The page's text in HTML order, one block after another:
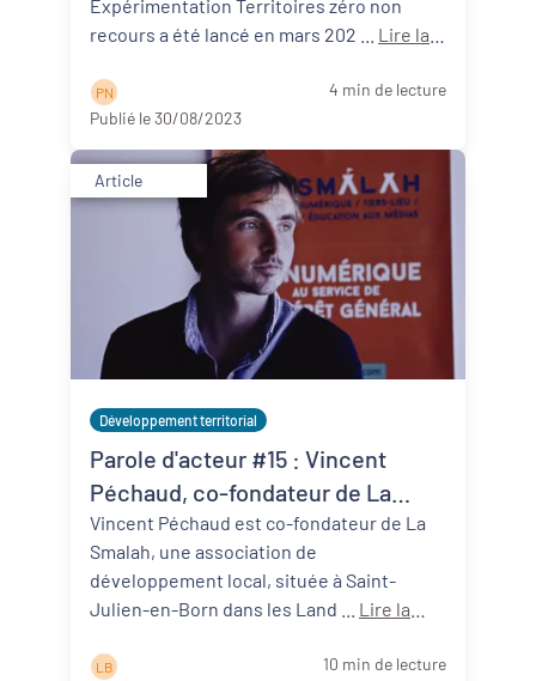
Expérimentation Territoires zéro non
Lire la
P N
4 min de lecture
Publié le 30/08/2023
Article
Développement territorial
Parole d'acteur #15 : Vincent
Péchaud, co-fondateur de La
Smalah (40)
Vincent Péchaud est co-fondateur de La
Smalah, une association de
développement local, située à Saint-
Lire la
L B
10 min de lecture